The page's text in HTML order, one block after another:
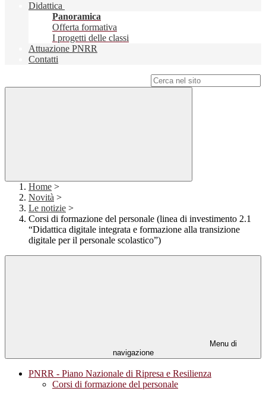
Didattica
Panoramica
Offerta formativa
I progetti delle classi
Attuazione PNRR
Contatti
Home >
Novità >
Le notizie >
Corsi di formazione del personale (linea di investimento 2.1
“Didattica digitale integrata e formazione alla transizione
digitale per il personale scolastico”)
Menu di
navigazione
PNRR - Piano Nazionale di Ripresa e Resilienza
Corsi di formazione del personale